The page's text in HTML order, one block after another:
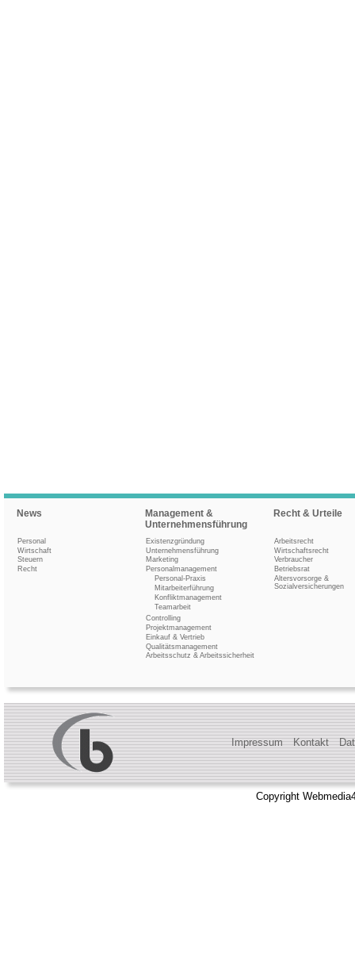
News
Personal
Wirtschaft
Steuern
Recht
Management &
Unternehmensführung
Existenzgründung
Unternehmensführung
Marketing
Personalmanagement
Personal-Praxis
Mitarbeiterführung
Konfliktmanagement
Teamarbeit
Controlling
Projektmanagement
Einkauf & Vertrieb
Qualitätsmanagement
Arbeitsschutz & Arbeitssicherheit
Recht & Urteile
Arbeitsrecht
Wirtschaftsrecht
Verbraucher
Betriebsrat
Altersvorsorge &
Sozialversicherungen
Impressum Kontakt
Copyright